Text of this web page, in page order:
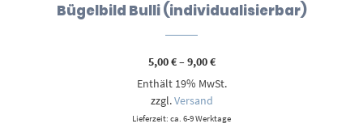
Bügelbild Bulli (individualisierbar)
5,00€–9,00€Preisspanne:
bis
Enthält 19% MwSt.
zzgl.Versand
Lieferzeit: ca. 6-9 Werktage